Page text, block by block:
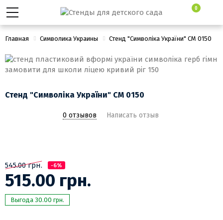
0
Главная Символика Украины Стенд "Символіка України" СМ 0150
Стенд "Символіка України" СМ 0150
0 отзывов Написать отзыв
545.00 грн. -6%
515.00 грн.
Выгода 30.00 грн.